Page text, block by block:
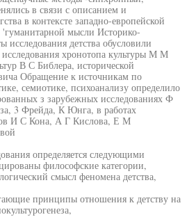
в связи с описанием и
в контексте западно-европейской
мысли Историко-
исследования детства обусловили
хронотопа культуры М М
В С Библера, исторической
Обращение к источникам по
семиотике, психоанализу определило
з зарубежных исследованиях Ф
3 Фрейда, К Юнга, в работах
И С Кона, А Г Кислова, Е М
определяется следующими
философские категории,
смысл феномена детства,
принципы отношения к детству на